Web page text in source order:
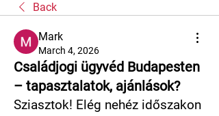
Back
Mark
March 4, 2026
Családjogi ügyvéd Budapesten
– tapasztalatok, ajánlások?
Sziasztok! Elég nehéz időszakon